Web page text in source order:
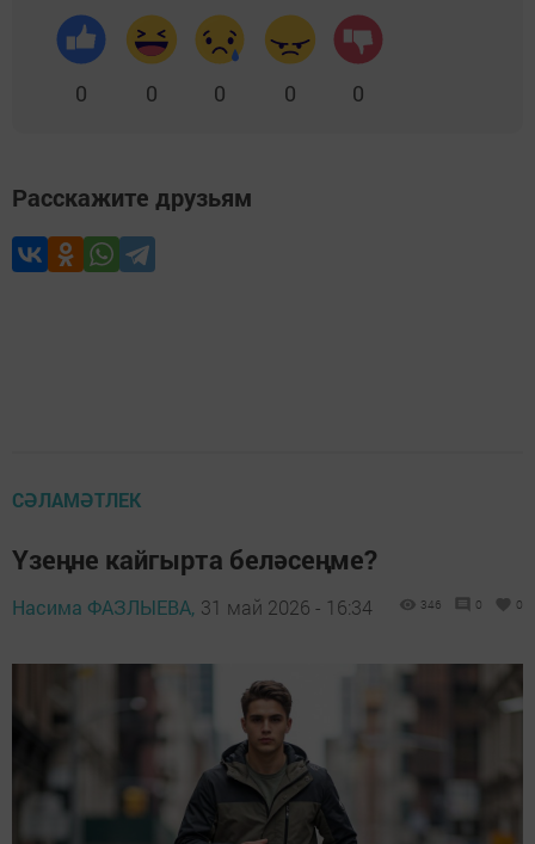
0 0 0 0 0
Расскажите друзьям
СӘЛАМӘТЛЕК
Үзеңне кайгырта беләсеңме?
Насима ФАЗЛЫЕВА, 31 май 2026 - 16:34 346 0 0